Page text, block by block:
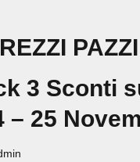
3 Sconti
25